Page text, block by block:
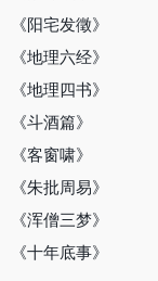
《阳宅发徵》
《地理六经》
《地理四书》
《斗酒篇》
《客窗啸》
《朱批周易》
《浑僧三梦》
《十年底事》